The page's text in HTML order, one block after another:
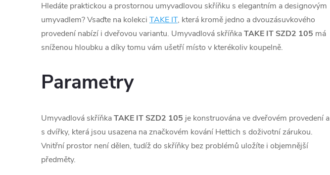
Hledáte praktickou a prostornou umyvadlovou skříňku s elegantním a designovým
umyvadlem? Vsaďte na kolekci TAKE IT, která kromě jedno a dvouzásuvkového
provedení nabízí i dveřovou variantu. Umyvadlová skříňkaTAKE IT SZD2 105 má
sníženou hloubku a díky tomu vám ušetří místo v kterékoliv koupelně.
Parametry
Umyvadlová skříňkaTAKE IT SZD2 105 je konstruována ve dveřovém provedení a
s dvířky, která jsou usazena na značkovém kování Hettich s doživotní zárukou.
Vnitřní prostor není dělen, tudíž do skříňky bez problémů uložíte i objemnější
předměty.